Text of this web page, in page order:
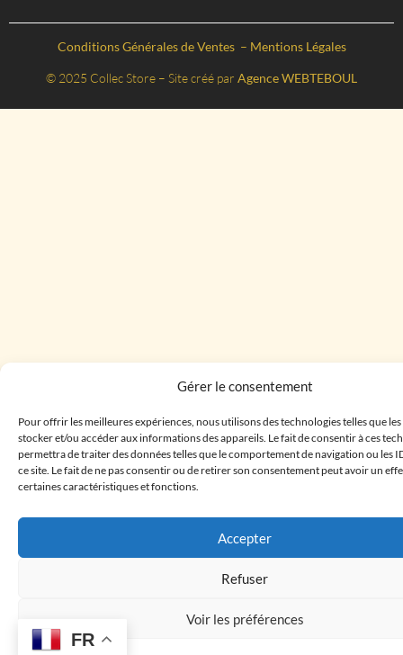
Gérer le consentement
Pour offrir les meilleures expériences, nous utilisons des technologies telles que
stocker et/ou accéder aux informations des appareils. Le fait de consentir à ces
permettra de traiter des données telles que le comportement de navigation ou les
ce site. Le fait de ne pas consentir ou de retirer son consentement peut avoir un
certaines caractéristiques et fonctions.
Accepter
Refuser
Voir les préférences
Conditions Générales de Ventes – Mentions Légales
© 2025 Collec Store – Site créé par Agence WEBTEBOUL
FR